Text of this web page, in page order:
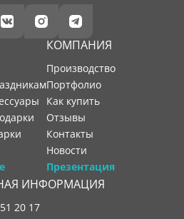
КОМПАНИЯ
производство
портфолио
как купить
отзывы
контакты
новости
Презентация
ИНФОРМАЦИЯ
20 17